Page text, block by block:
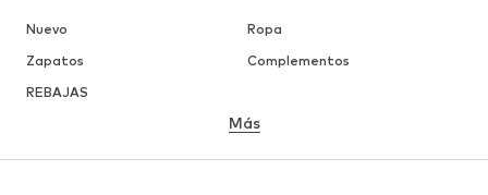
Nuevo
Ropa
Zapatos
Complementos
REBAJAS
Más